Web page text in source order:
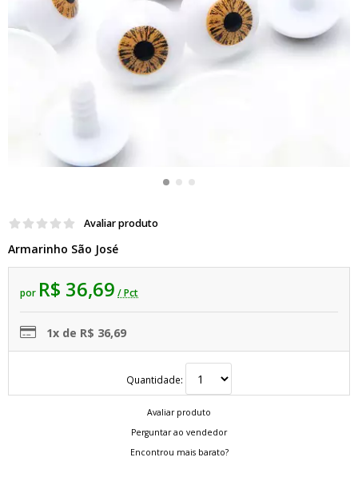
Avaliar produto
Armarinho São José
por R$ 36,69 / Pct
1x de R$ 36,69
Quantidade:
Avaliar produto
Perguntar ao vendedor
Encontrou mais barato?